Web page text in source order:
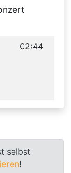
02:44
selbst
!